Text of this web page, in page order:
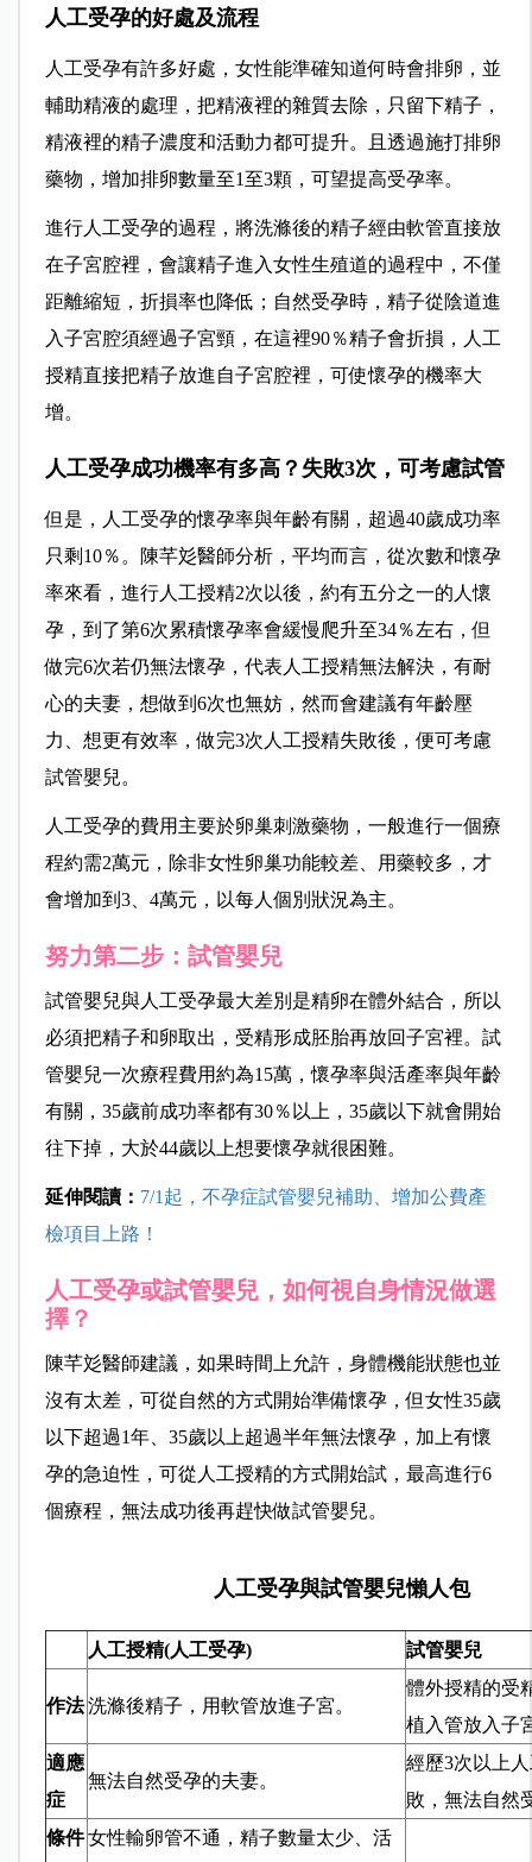
人工受孕的好處及流程
人工受孕有許多好處，女性能準確知道何時會排卵，並
輔助精液的處理，把精液裡的雜質去除，只留下精子，
精液裡的精子濃度和活動力都可提升。且透過施打排卵
藥物，增加排卵數量至1至3顆，可望提高受孕率。
進行人工受孕的過程，將洗滌後的精子經由軟管直接放
在子宮腔裡，會讓精子進入女性生殖道的過程中，不僅
距離縮短，折損率也降低；自然受孕時，精子從陰道進
入子宮腔須經過子宮頸，在這裡90％精子會折損，人工
授精直接把精子放進自子宮腔裡，可使懷孕的機率大
增。
人工受孕成功機率有多高？失敗3次，可考慮試管
但是，人工受孕的懷孕率與年齡有關，超過40歲成功率
只剩10％。陳芊彣醫師分析，平均而言，從次數和懷孕
率來看，進行人工授精2次以後，約有五分之一的人懷
孕，到了第6次累積懷孕率會緩慢爬升至34％左右，但
做完6次若仍無法懷孕，代表人工授精無法解決，有耐
心的夫妻，想做到6次也無妨，然而會建議有年齡壓
力、想更有效率，做完3次人工授精失敗後，便可考慮
試管嬰兒。
人工受孕的費用主要於卵巢刺激藥物，一般進行一個療
程約需2萬元，除非女性卵巢功能較差、用藥較多，才
會增加到3、4萬元，以每人個別狀況為主。
努力第二步：試管嬰兒
試管嬰兒與人工受孕最大差別是精卵在體外結合，所以
必須把精子和卵取出，受精形成胚胎再放回子宮裡。試
管嬰兒一次療程費用約為15萬，懷孕率與活產率與年齡
有關，35歲前成功率都有30％以上，35歲以下就會開始
往下掉，大於44歲以上想要懷孕就很困難。
延伸閱讀： 7/1起，不孕症試管嬰兒補助、增加公費產
檢項目上路！
人工受孕或試管嬰兒，如何視自身情況做選
擇？
陳芊彣醫師建議，如果時間上允許，身體機能狀態也並
沒有太差，可從自然的方式開始準備懷孕，但女性35歲
以下超過1年、35歲以上超過半年無法懷孕，加上有懷
孕的急迫性，可從人工授精的方式開始試，最高進行6
個療程，無法成功後再趕快做試管嬰兒。
人工受孕與試管嬰兒懶人包
人工授精(人工受孕) 試管嬰兒
作法洗滌後精子，用軟管放進子宮。
體外授精的受
植入管放入子
適應
症
無法自然受孕的夫妻。
經歷3次以上
敗，無法自然
條件女性輸卵管不通，精子數量太少、活